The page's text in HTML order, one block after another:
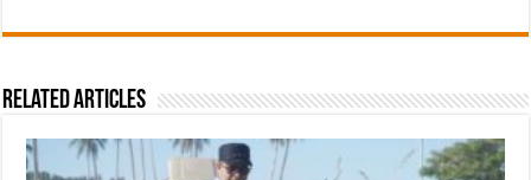
Related Articles